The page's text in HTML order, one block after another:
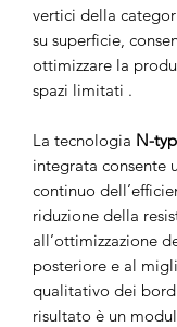
vertici della
su superficie,
ottimizzare la
spazi limitati .
La tecnologia N-
integrata consente
continuo
riduzione della
all’ottimizzazione
posteriore e al
qualitativo dei
risultato è un